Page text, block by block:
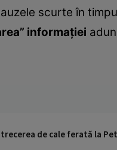
scurte în
informaţiei
de cale ferată la